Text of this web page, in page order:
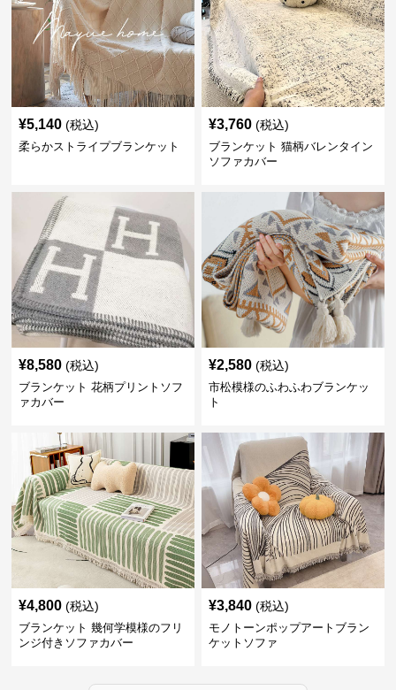
¥5,140 (税込)
柔らかストライプブランケット
¥3,760 (税込)
ブランケット 猫柄バレンタイン
ソファカバー
¥8,580 (税込)
ブランケット 花柄プリントソフ
ァカバー
¥2,580 (税込)
市松模様のふわふわブランケッ
ト
¥4,800 (税込)
ブランケット 幾何学模様のフリ
ンジ付きソファカバー
¥3,840 (税込)
モノトーンポップアートブラン
ケットソファ